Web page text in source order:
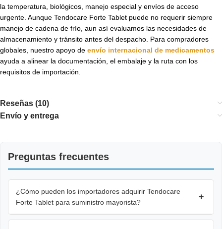
la temperatura, biológicos, manejo especial y envíos de acceso
urgente. Aunque Tendocare Forte Tablet puede no requerir siempre
manejo de cadena de frío, aun así evaluamos las necesidades de
almacenamiento y tránsito antes del despacho. Para compradores
globales, nuestro apoyo de envío internacional de medicamentos
ayuda a alinear la documentación, el embalaje y la ruta con los
requisitos de importación.
Reseñas (10)
Envío y entrega
Preguntas frecuentes
¿Cómo pueden los importadores adquirir Tendocare
Forte Tablet para suministro mayorista?
+